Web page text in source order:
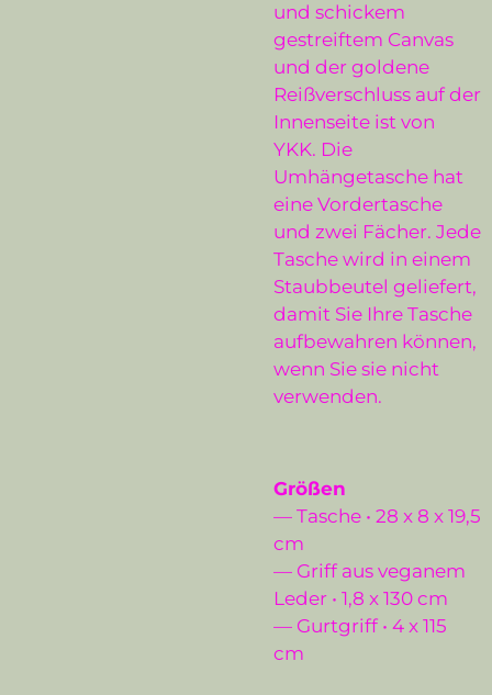
und schickem
gestreiftem Canvas
und der goldene
Reißverschluss auf der
Innenseite ist von
YKK. Die
Umhängetasche hat
eine Vordertasche
und zwei Fächer. Jede
Tasche wird in einem
Staubbeutel geliefert,
damit Sie Ihre Tasche
aufbewahren können,
wenn Sie sie nicht
verwenden.
Größen
— Tasche • 28 x 8 x 19,5
cm
— Griff aus veganem
Leder • 1,8 x 130 cm
— Gurtgriff • 4 x 115
cm